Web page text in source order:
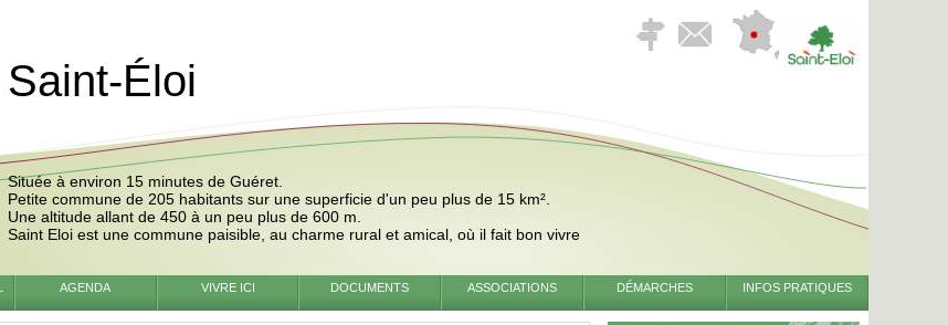
Saint-Éloi
Située à environ 15 minutes de Guéret.
Petite commune de 205 habitants sur une superficie d'un peu plus de 15 km².
Une altitude allant de 450 à un peu plus de 600 m.
Saint Eloi est une commune paisible, au charme rural et amical, où il fait bon vivre
AGENDA VIVRE ICI DOCUMENTS ASSOCIATIONS DÉMARCHES INFOS PRATIQUES